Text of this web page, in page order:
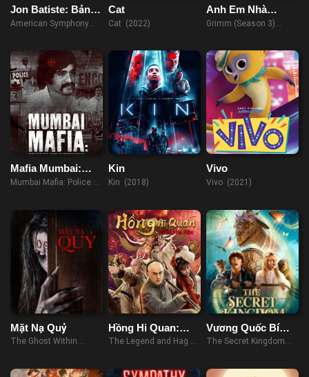
Jon Batiste: Bản
Giao Hưởng Hoa
American Symphony
Cat
Cat (2022)
Anh Em Nhà
Grimm (Phần 3)
Grimm (Season 3)
Mafia Mumbai:
Cảnh Sát Và Thế
Mumbai Mafia: Police vs
Kin
Kin (2018)
Vivo
Vivo (2021)
Mặt Nạ Quỷ
The Ghost Within
Hồng Hi Quan:
Yêu Nữ Ma Môn
The Legend and Hag of
Vương Quốc Bí
Mật
The Secret Kingdom